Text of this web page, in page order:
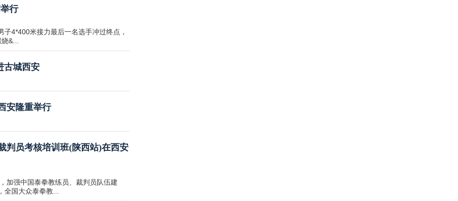
行
4*400米接力最后一名选手冲过终点，
&...
古城西安
安隆重举行
判员考核培训班(陕西站)在西安
加强中国泰拳教练员、裁判员队伍建
国大众泰拳教...